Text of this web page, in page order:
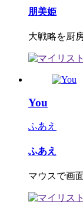
朋美姫
大戦略を厨
You
ふあえ
ふあえ
マウスで画